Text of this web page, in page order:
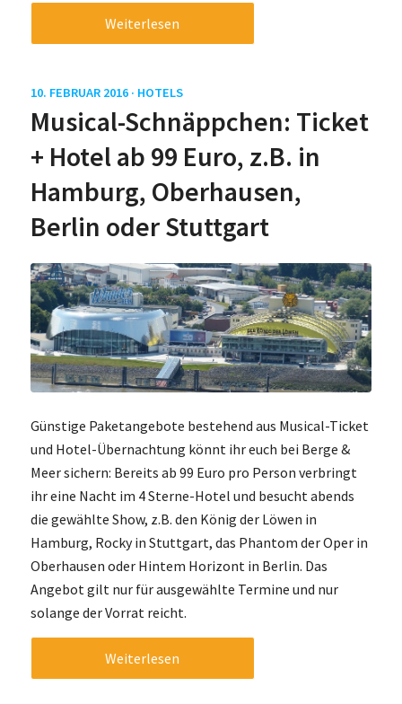
Weiterlesen
10. FEBRUAR 2016 · HOTELS
Musical-Schnäppchen: Ticket
+ Hotel ab 99 Euro, z.B. in
Hamburg, Oberhausen,
Berlin oder Stuttgart
Günstige Paketangebote bestehend aus Musical-Ticket
und Hotel-Übernachtung könnt ihr euch bei Berge &
Meer sichern: Bereits ab 99 Euro pro Person verbringt
ihr eine Nacht im 4 Sterne-Hotel und besucht abends
die gewählte Show, z.B. den König der Löwen in
Hamburg, Rocky in Stuttgart, das Phantom der Oper in
Oberhausen oder Hintem Horizont in Berlin. Das
Angebot gilt nur für ausgewählte Termine und nur
solange der Vorrat reicht.
Weiterlesen